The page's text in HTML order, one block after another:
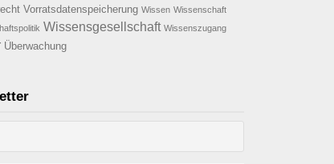
Vorratsdatenspeicherung Wissen Wissenschaft
Wissensgesellschaft Wissenszugang
Überwachung